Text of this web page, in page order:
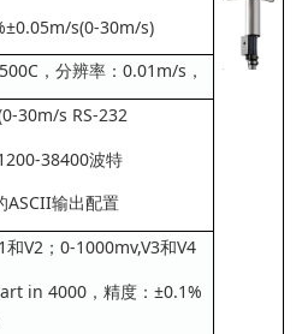
s(0-30m/s)
，分辨率：0.01m/s，
30m/s RS-232
38400波特
ASCII输出配置
和V2；0-1000mv,V3和V4
in 4000，精度：±0.1%